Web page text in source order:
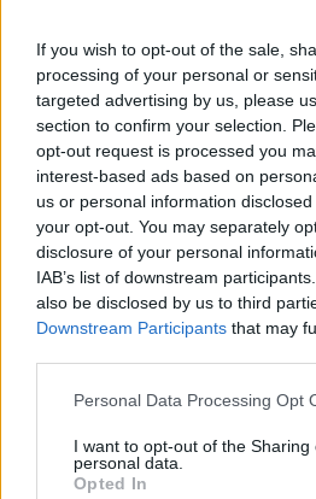
If you wish to opt-out of the sale,
processing of your personal or
targeted advertising by us, please
section to confirm your selection.
opt-out request is processed you
interest-based ads based on
us or personal information
your opt-out. You may separately
disclosure of your personal
IAB’s list of downstream
also be disclosed by us to third
Downstream Participants that may
Personal Data Processing Opt
I want to opt-out of the Sharing
personal data.
Opted In
Η «Αντιγόνη» του Σοφοκλή
Η
Η
από τα
Κρήτη: Και την Δευτέρα (10/
ΚΡΗΤΗ
Κρήτη:
Κρήτη:
πολύ
πυρκαγιάς
Κρήτη: Ριπές ανέμου έως 110
ΚΡΗΤΗ 12:54
την ώρα -